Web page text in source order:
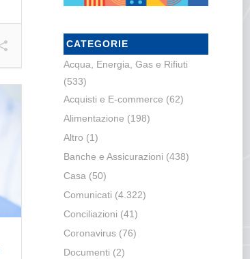
CATEGORIE
Acqua, Energia, Gas e Rifiuti
(533)
Acquisti e E-commerce (62)
Alimentazione (198)
Altro (1)
Banche e Assicurazioni (438)
Casa (50)
Comunicati (4.322)
Conciliazioni (41)
Coronavirus(76)
Documenti (2)